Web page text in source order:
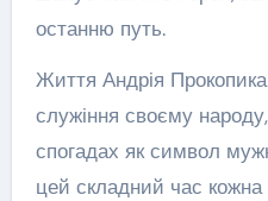
останню путь.
Життя Андрія
служіння своєму
спогадах як символ
цей складний час